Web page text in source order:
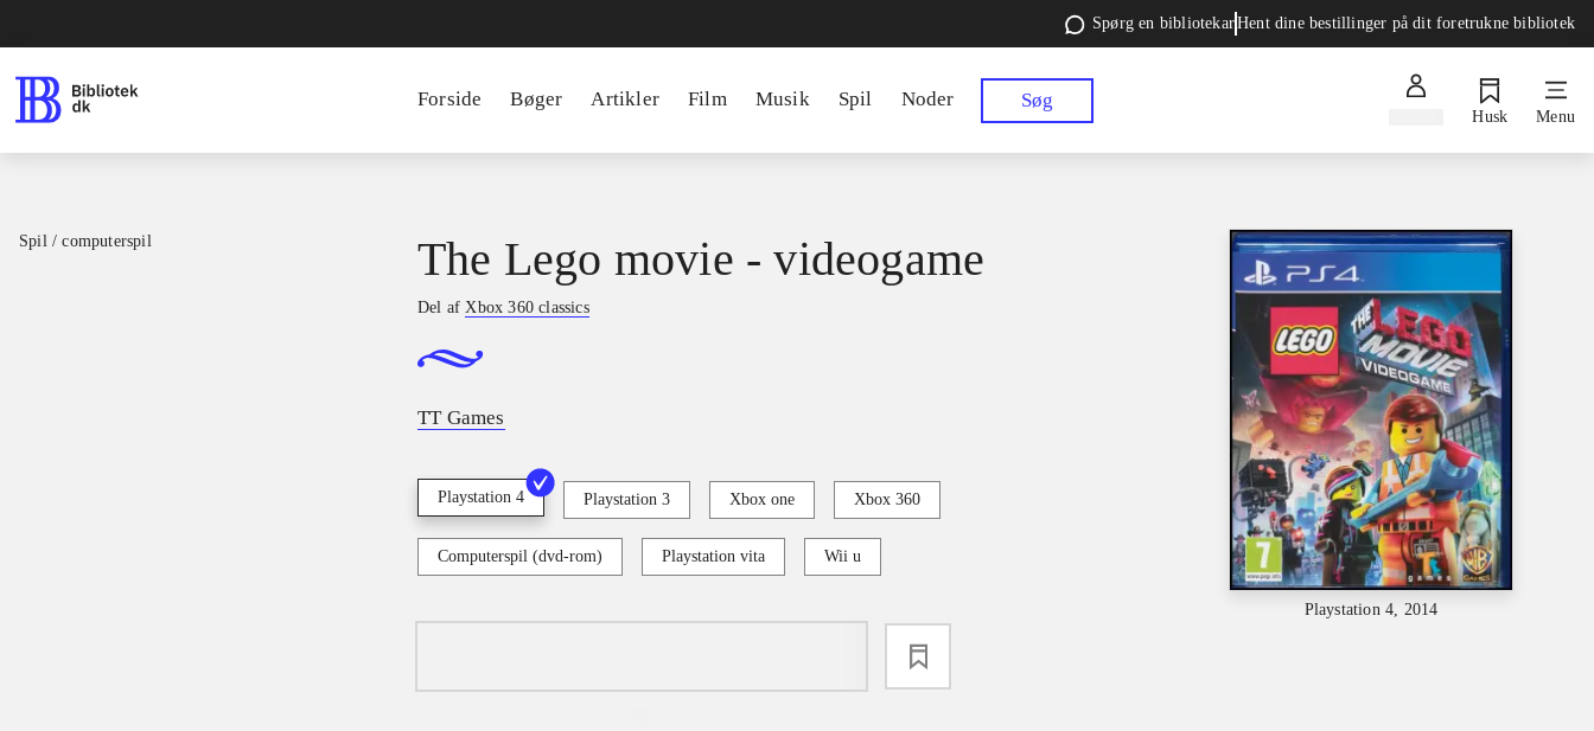
Spørg en bibliotekarHent dine bestillinger på dit foretrukne bibliotek
Forside Bøger Artikler Film Musik Spil Noder Søg
Husk Menu
Spil / computerspil
Playstation 4, 2014
The Lego movie - videogame
Del afXbox 360 classics
TT Games
Playstation 4 Playstation 3 Xbox one Xbox 360
Computerspil (dvd-rom) Playstation vita Wii u